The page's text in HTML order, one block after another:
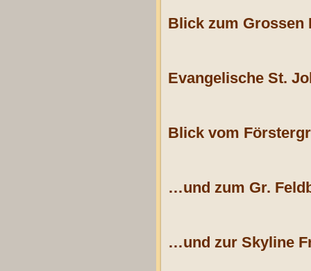
Blick zum Grossen
Evangelische St.
Blick vom
…und zum Gr.
…und zur Skyline